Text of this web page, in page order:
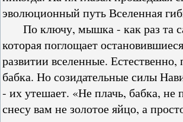
эволюционный путь Вселенная
По ключу, мышка - как раз та
которая поглощает
развитии вселенные. Естественно,
бабка. Но созидательные силы
- их утешает. «Не плачь, бабка, не
снесу вам не золотое яйцо, а